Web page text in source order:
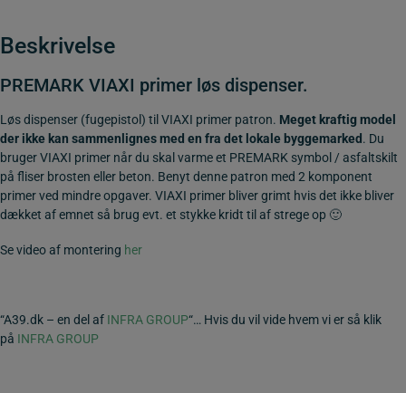
Beskrivelse
PREMARK VIAXI primer løs dispenser.
Løs dispenser (fugepistol) til VIAXI primer patron. Meget kraftig model
der ikke kan sammenlignes med en fra det lokale byggemarked . Du
bruger VIAXI primer når du skal varme et PREMARK symbol / asfaltskilt
på fliser brosten eller beton. Benyt denne patron med 2 komponent
primer ved mindre opgaver. VIAXI primer bliver grimt hvis det ikke bliver
dækket af emnet så brug evt. et stykke kridt til af strege op 🙂
Se video af montering her
“A39.dk – en del af INFRA GROUP“… Hvis du vil vide hvem vi er så klik
på INFRA GROUP